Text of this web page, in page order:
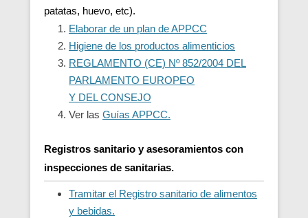
patatas, huevo, etc).
Elaborar de un plan de APPCC
Higiene de los productos alimenticios
REGLAMENTO (CE) Nº 852/2004 DEL
PARLAMENTO EUROPEO
Y DEL CONSEJO
Ver las Guías APPCC.
Registros sanitario y asesoramientos con
inspecciones de sanitarias.
Tramitar el Registro sanitario de alimentos
y bebidas.